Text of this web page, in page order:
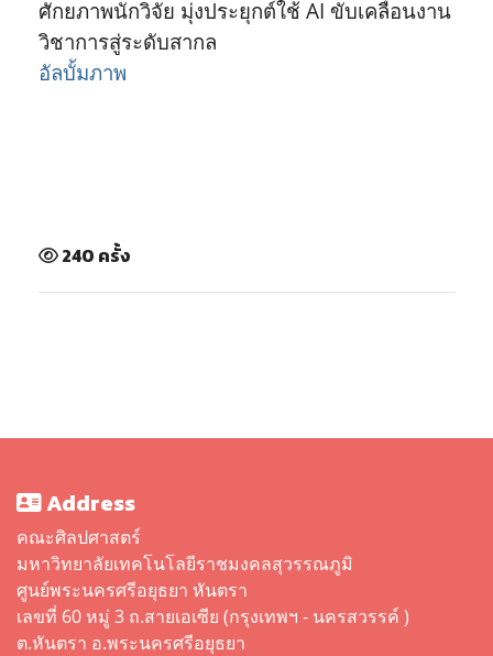
ศักยภาพนักวิจัย มุ่งประยุกต์ใช้ AI ขับเคลื่อนงาน
วิชาการสู่ระดับสากล
อัลบั้มภาพ
240 ครั้ง
Address
คณะศิลปศาสตร์
มหาวิทยาลัยเทคโนโลยีราชมงคลสุวรรณภูมิ
ศูนย์พระนครศรีอยุธยา หันตรา
เลขที่ 60 หมู่ 3 ถ.สายเอเซีย (กรุงเทพฯ - นครสวรรค์ )
ต.หันตรา อ.พระนครศรีอยุธยา